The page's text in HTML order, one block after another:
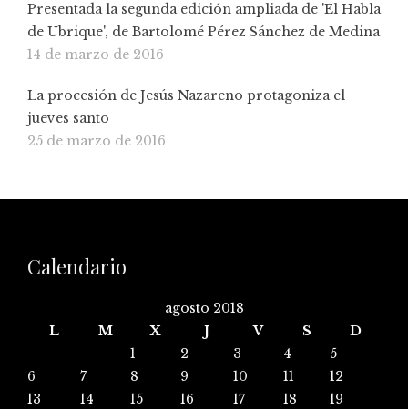
Presentada la segunda edición ampliada de 'El Habla
de Ubrique', de Bartolomé Pérez Sánchez de Medina
14 de marzo de 2016
La procesión de Jesús Nazareno protagoniza el
jueves santo
25 de marzo de 2016
Calendario
agosto 2018
L
M X J V S
D
1
2 3 4
5
6
7 8 9 10 11
12
13
14 15 16 17 18
19